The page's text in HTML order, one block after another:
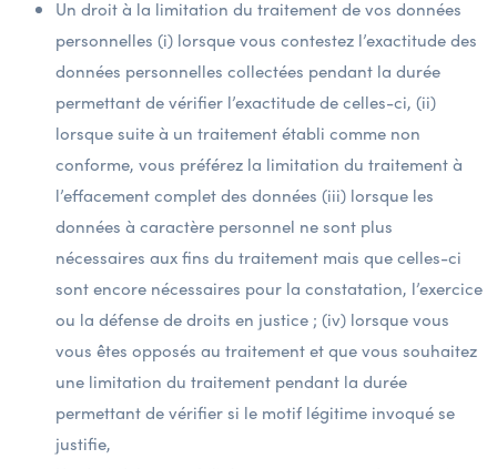
Un droit à la limitation du traitement de vos données
personnelles (i) lorsque vous contestez l’exactitude des
données personnelles collectées pendant la durée
permettant de vérifier l’exactitude de celles-ci, (ii)
lorsque suite à un traitement établi comme non
conforme, vous préférez la limitation du traitement à
l’effacement complet des données (iii) lorsque les
données à caractère personnel ne sont plus
nécessaires aux fins du traitement mais que celles-ci
sont encore nécessaires pour la constatation, l’exercice
ou la défense de droits en justice ; (iv) lorsque vous
vous êtes opposés au traitement et que vous souhaitez
une limitation du traitement pendant la durée
permettant de vérifier si le motif légitime invoqué se
justifie,